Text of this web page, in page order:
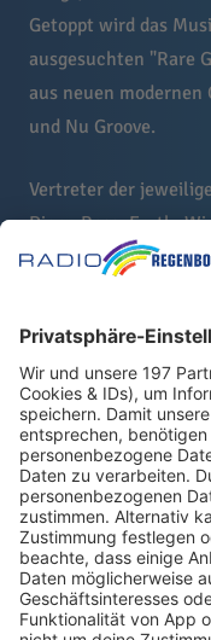
Getoppt wird das
ausgesuchten "Rare
aus neuen modernen
und Nu Groove.
Vertreter der
Diana Ross, Earth,
Khan, LL Cool J, Run-
Mousse T., Boris
wie auch Anderson
HinterShake!FM
wie auch DJ Szene,
produziert und auch
Die Historie des
zurück. Es ist eine